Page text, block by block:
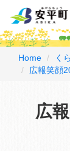
Home く
広報笑顔
広